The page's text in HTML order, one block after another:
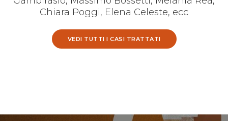
Chiara Poggi, Elena Celeste, ecc
VEDI TUTTI I CASI TRATTATI